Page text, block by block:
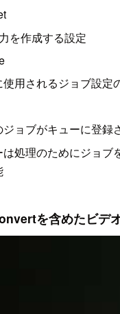
を作成する設定
用されるジョブ設定
ョブがキューに登録
処理のためにジョブ
を含めたビデ